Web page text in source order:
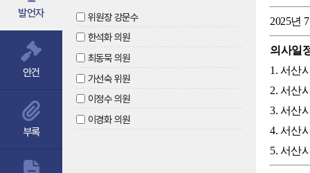
발언자
위원장 강문수
한석화 의원
최동묵 의원
가선숙 위원
이정수 의원
이경화 의원
안건
부록
2025년
의사일
1. 서산
2. 서산
3. 서산
4. 서산
5. 서산